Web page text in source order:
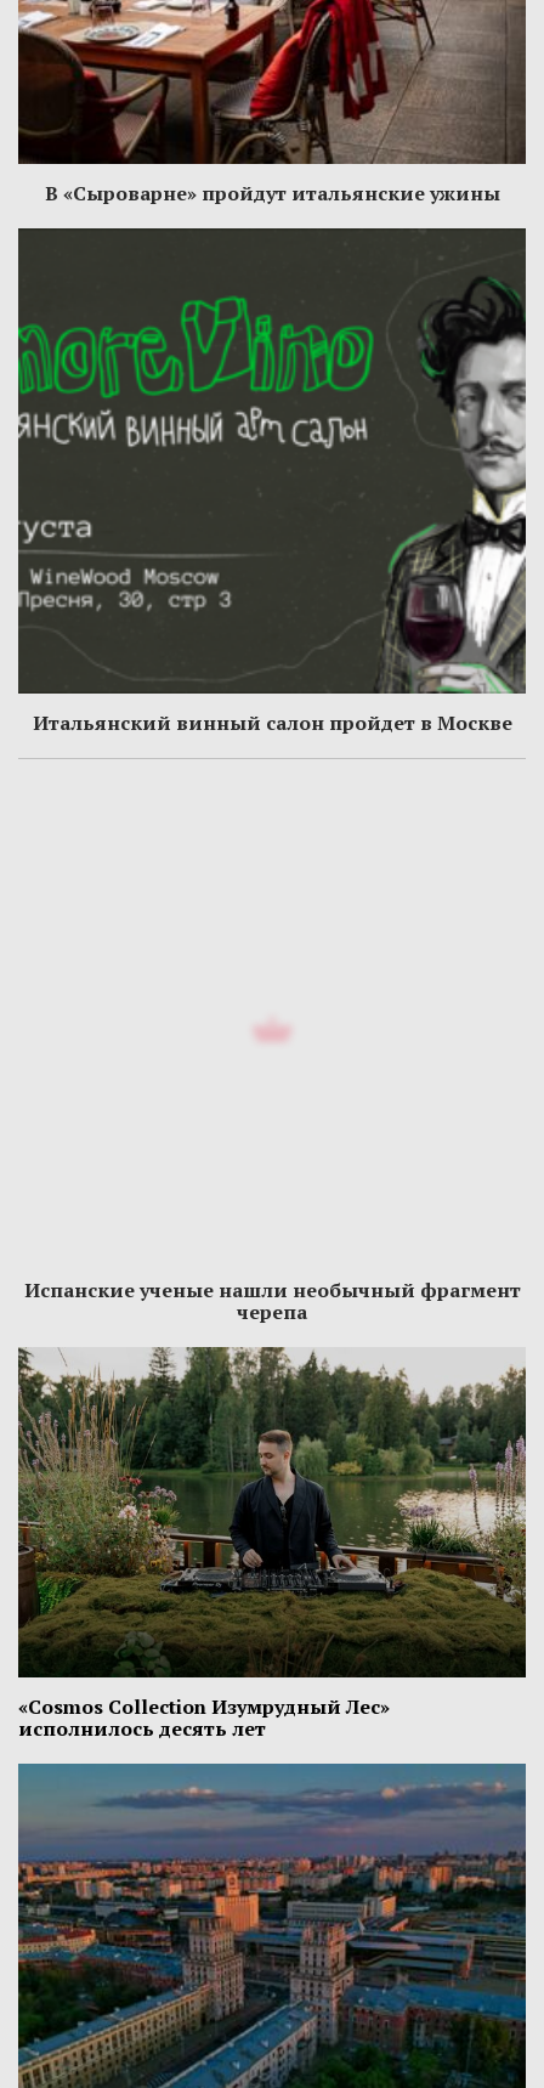
В «Сыроварне» пройдут итальянские ужины
Итальянский винный салон пройдет в Москве
Испанские ученые нашли необычный фрагмент
черепа
«Cosmos Collection Изумрудный Лес»
исполнилось десять лет